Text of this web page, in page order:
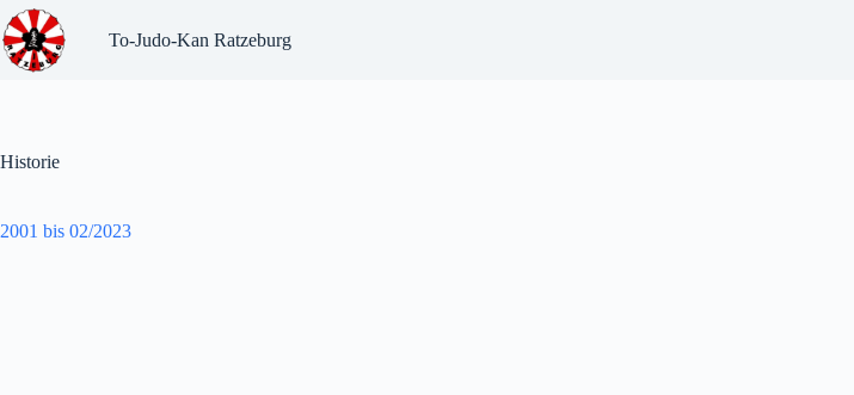
Zum
Inhalt
springen
To-Judo-Kan Ratzeburg
Historie
2001 bis 02/2023